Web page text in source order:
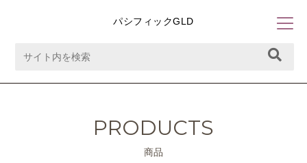
パシフィックGLD
PRODUCTS
商品